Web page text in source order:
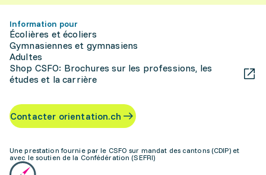
Information pour
Écolières et écoliers
Gymnasiennes et gymnasiens
Adultes
Shop CSFO: Brochures sur les professions, les
études et la carrière
Contacter orientation.ch
Une prestation fournie par le CSFO sur mandat des cantons (CDIP) et
avec le soutien de la Confédération (SEFRI)